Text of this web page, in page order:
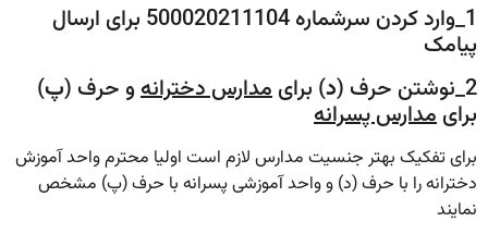
1_وارد کردن سرشماره 500020211104 برای ارسال
پیامک
2_نوشتن حرف (
د) برایمدارس دخترانهو حرف (پ)
برایمدارس پسرانه
برای تفکیک بهتر جنسیت مدارس لازم است اولیا محترم واحد آموزش
دخترانه را با حرف (د) و واحد آموزشی پسرانه با حرف (پ) مشخص
نمایند